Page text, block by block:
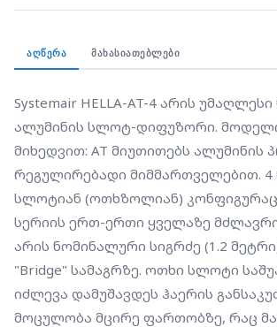
სივრცეებისთვის, სადაც დიზაინი
თანაბრად პრიორიტეტულია.
ᲐᲦᲬᲔᲠᲐ ᲛᲐᲮᲐᲡᲘᲐᲗᲔᲑᲚᲔᲑᲘ
Systemair HELLA-AT-4 არის
ალუმინის სლოტ-დიფუზორი.
მიხედვით: AT მიუთითებს
რეგულირებადი მიმმართველებით. 4
სლოტიან (ოთხზოლიან)
სერიის ერთ-ერთი ყველაზე მძლავრი
არის ნომინალური სიგრძე (1.2
"Bridge" სამაგრზე. ოთხი სლოტი
იძლევა დამუშავდეს ჰაერის
მოცულობა მცირე ფართობზე, რაც